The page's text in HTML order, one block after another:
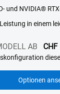
und NVIDIA®
in einem
AB
Optionen